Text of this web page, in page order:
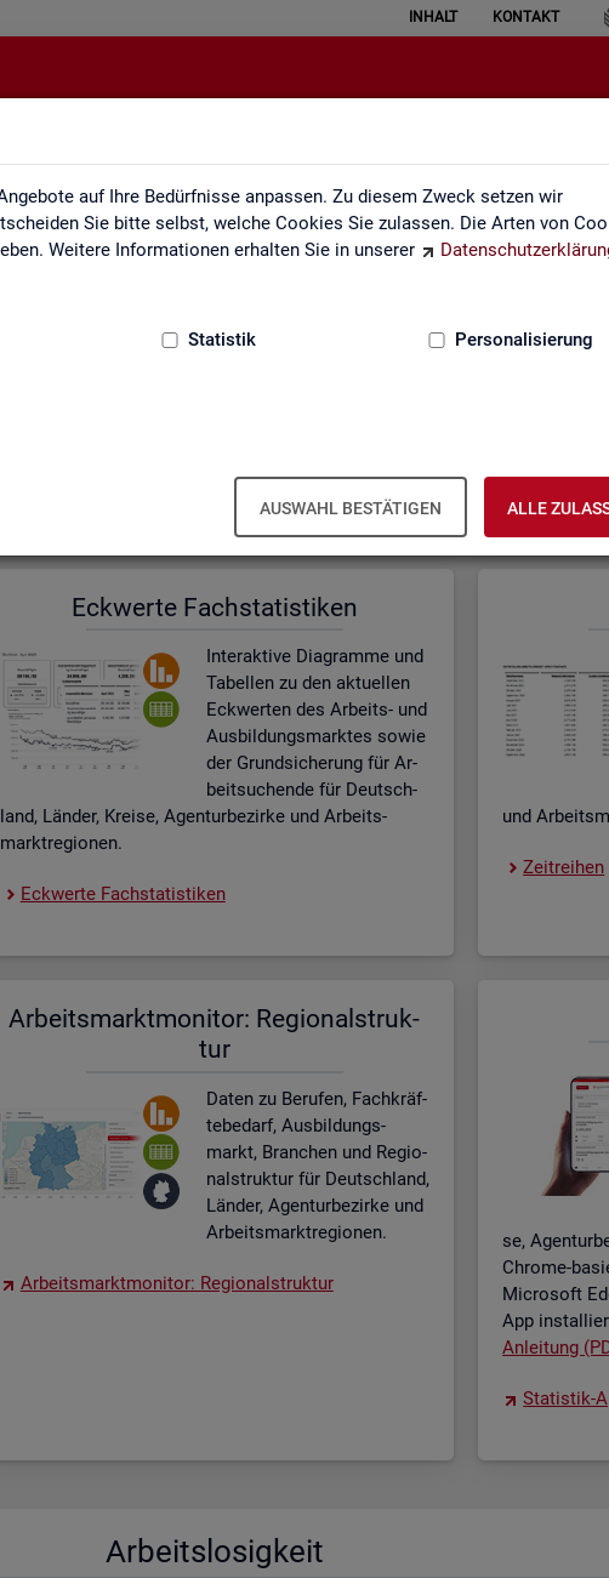
auf Ihre Bedürfnisse anpassen. Zu diesem Zweck setzen wir
Sie bitte selbst, welche Cookies Sie zulassen. Die Arten von
Weitere Informationen erhalten Sie in unserer
Statistik Personalisierung
AUSWAHL BESTÄTIGEN ALLE
INHALT KONTAKT
Interaktive Statistiken
Ar­beits­markt im Über­blick
Eck­wer­te Fach­sta­tis­ti­ken
In­ter­ak­ti­ve Dia­gram­me und
Ta­bel­len zu den ak­tu­el­len
Eck­wer­ten des Ar­beits- und
Aus­bil­dungs­mark­tes sowie
der Grund­si­che­rung für Ar­
beit­su­chen­de für Deutsch­
land, Län­der, Krei­se, Agen­tur­be­zir­ke und Ar­beits­
markt­re­gio­nen.
Eck­wer­te Fach­sta­tis­ti­ken
und
Zeit­rei­hen
Ar­beits­markt­mo­ni­tor: Re­gio­nal­struk­
tur
Daten zu Be­ru­fen, Fach­kräf­
te­be­darf, Aus­bil­dungs­
markt, Bran­chen und Re­gio­
nal­struk­tur für Deutsch­land,
Län­der, Agen­tur­be­zir­ke und
Ar­beits­markt­re­gio­nen.
Ar­beits­markt­mo­ni­tor: Re­gio­nal­struk­tur
se,
Chro­me-
Mi­cro­soft
App
An­lei­tung
Sta­tis­tik-
Ar­beits­lo­sig­keit